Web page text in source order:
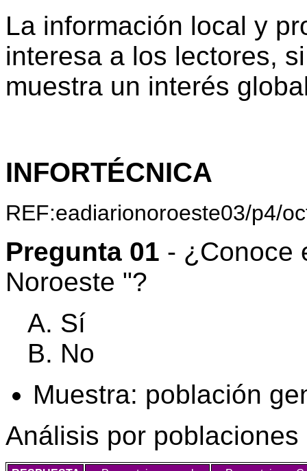
La información local y
interesa a los lectores,
muestra un interés
INFORTÉCNICA
REF:eadiarionoroeste03/p4/
Pregunta 01 - ¿Conoce
Noroeste "?
Sí
No
Muestra: población
Análisis por poblaciones